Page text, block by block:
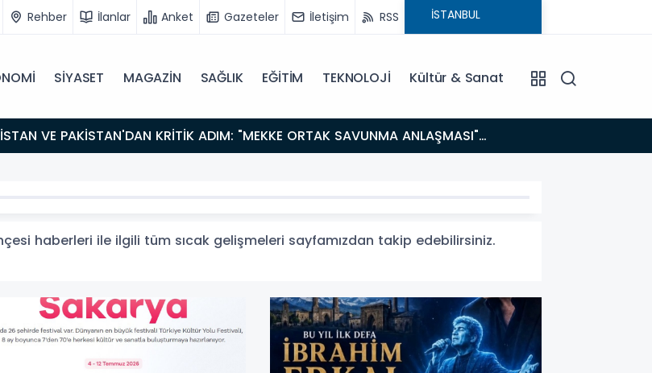
Rehber İlanlar Anket Gazeteler İletişim RSS
SİYASET MAGAZİN SAĞLIK EĞİTİM TEKNOLOJİ Kültür & Sanat
Uyanacağız"
haberleri ile ilgili tüm sıcak gelişmeleri sayfamızdan takip edebilirsiniz.